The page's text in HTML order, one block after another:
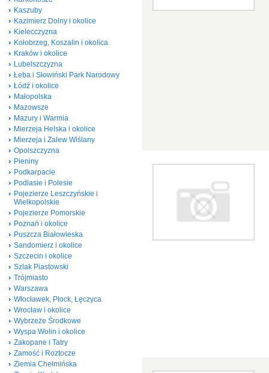
Kaszuby
Kazimierz Dolny i okolice
Kielecczyzna
Kołobrzeg, Koszalin i okolica
Kraków i okolice
Lubelszczyzna
Łeba i Słowiński Park Narodowy
Łódź i okolice
Małopolska
Mazowsze
Mazury i Warmia
Mierzeja Helska i okolice
Mierzeja i Zalew Wiślany
Opolszczyzna
Pieniny
Podkarpacie
Podlasie i Polesie
Pojezierze Leszczyńskie i
Wielkopolskie
Pojezierze Pomorskie
Poznań i okolice
Puszcza Białowieska
Sandomierz i okolice
Szczecin i okolice
Szlak Piastowski
Trójmiasto
Warszawa
Włocławek, Płock, Łęczyca
Wrocław i okolice
Wybrzeże Środkowe
Wyspa Wolin i okolice
Zakopane i Tatry
Zamość i Roztocze
Ziemia Chełmińska